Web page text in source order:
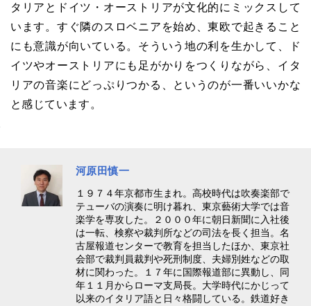
タリアとドイツ・オーストリアが文化的にミックスして
います。すぐ隣のスロベニアを始め、東欧で起きること
にも意識が向いている。そういう地の利を生かして、ド
イツやオーストリアにも足がかりをつくりながら、イタ
リアの音楽にどっぷりつかる、というのが一番いいかな
と感じています。
河原田慎一
１９７４年京都市生まれ。高校時代は吹奏楽部で
テューバの演奏に明け暮れ、東京藝術大学では音
楽学を専攻した。２０００年に朝日新聞に入社後
は一転、検察や裁判所などの司法を長く担当。名
古屋報道センターで教育を担当したほか、東京社
会部で裁判員裁判や死刑制度、夫婦別姓などの取
材に関わった。１７年に国際報道部に異動し、同
年１１月からローマ支局長。大学時代にかじって
以来のイタリア語と日々格闘している。鉄道好き